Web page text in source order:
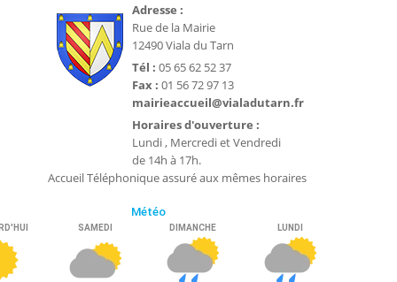
Adresse :
Rue de la Mairie
12490 Viala du Tarn
Tél : 05 65 62 52 37
Fax : 01 56 72 97 13
mairieaccueil@vialadutarn.fr
Horaires d'ouverture :
Lundi , Mercredi et Vendredi
de 14h à 17h.
Accueil Téléphonique assuré aux mêmes horaires